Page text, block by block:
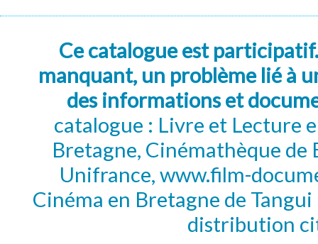
Ce catalogue est
manquant, un problème lié à
des informations et
catalogue : Livre et Lecture
Bretagne, Cinémathèque de
Unifrance, www.film-
Cinéma en Bretagne de
distribution